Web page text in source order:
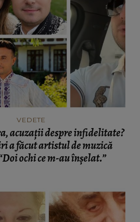
VEDETE
acuzații despre infidelitate?
a făcut artistul de muzică
ochi ce m-au înșelat.”